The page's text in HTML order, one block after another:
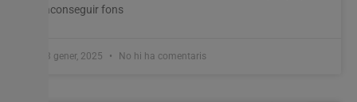
“aconseguir fons
13 gener, 2025 No hi ha comentaris